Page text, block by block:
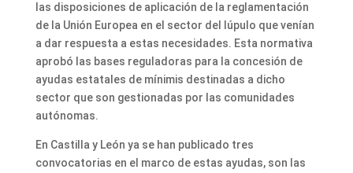
las disposiciones de aplicación de la reglamentación
de la Unión Europea en el sector del lúpulo que venían
a dar respuesta a estas necesidades. Esta normativa
aprobó las bases reguladoras para la concesión de
ayudas estatales de mínimis destinadas a dicho
sector que son gestionadas por las comunidades
autónomas.
En Castilla y León ya se han publicado tres
convocatorias en el marco de estas ayudas, son las